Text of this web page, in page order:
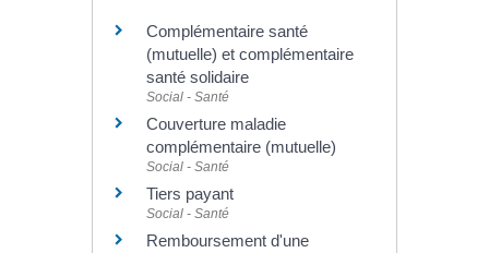
Complémentaire santé
(mutuelle) et complémentaire
santé solidaire
Social - Santé
Couverture maladie
complémentaire (mutuelle)
Social - Santé
Tiers payant
Social - Santé
Remboursement d'une